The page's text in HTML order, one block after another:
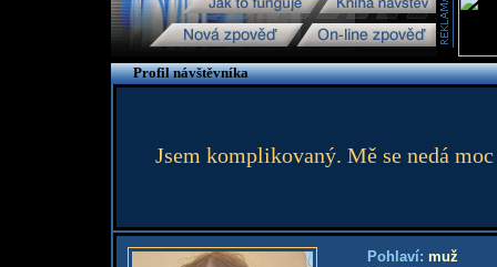
Profil návštěvníka
Jsem komplikovaný. Mě se nedá
Pohlaví: muž